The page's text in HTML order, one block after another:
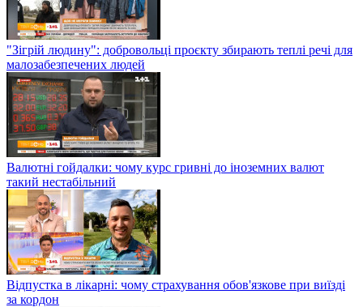
"Зігрій людину": добровольці проєкту збирають теплі речі для
малозабезпечених людей
Валютні гойдалки: чому курс гривні до іноземних валют
такий нестабільний
Відпустка в лікарні: чому страхування обов'язкове при виїзді
за кордон